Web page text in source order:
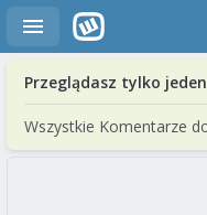
Przeglądasz tylko
Wszystkie Komentarze